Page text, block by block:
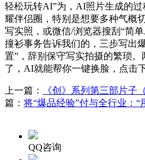
轻松玩转AI”为，AI照片生成的
耀伴侣圈，特别是想要多种气概
写实照，或微信/浏览器搜刮“简
撞衫事务告诉我们的，三步写出
置”，辞别保守写实拍摄的繁琐
了，AI就能帮你一键换脸，点击
上一篇： 《创》系列第三部片子
篇： 将“爆品经验”付与全行业：“
QQ咨询